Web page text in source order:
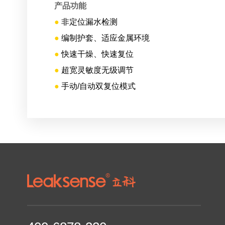
产品功能
● 非定位漏水检测
●编制护套、适应金属环境
●快速干燥、快速复位
● 超宽灵敏度无级调节
●手动/自动双复位模式